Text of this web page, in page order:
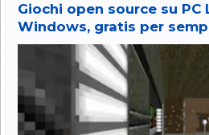
Giochi open source su PC
Windows, gratis per